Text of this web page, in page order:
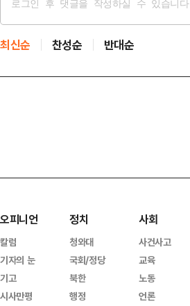
최신순 찬성순 반대순
오피니언
칼럼
기자의 눈
기고
시사만평
정치
청와대
국회/정당
북한
행정
사회
사건사고
교육
노동
언론